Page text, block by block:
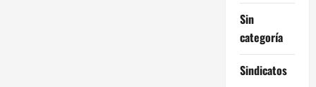
Sin
categoría
Sindicatos